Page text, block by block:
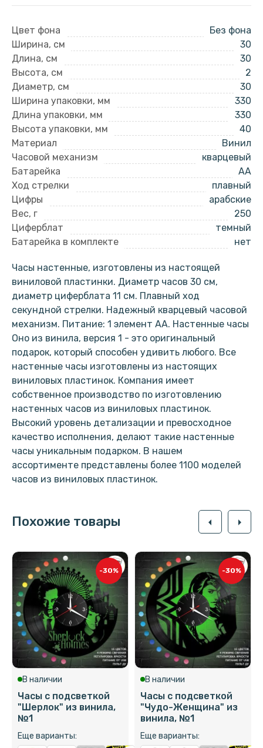
Цвет фона
Без фона
Ширина, см
30
Длина, см
30
Высота, см
2
Диаметр, см
30
Ширина упаковки, мм
330
Длина упаковки, мм
330
Высота упаковки, мм
40
Материал
Винил
Часовой механизм
кварцевый
Батарейка
AA
Ход стрелки
плавный
Цифры
арабские
Вес, г
250
Циферблат
темный
Батарейка в комплекте
нет
Часы настенные, изготовлены из настоящей
виниловой пластинки. Диаметр часов 30 см,
диаметр циферблата 11 см. Плавный ход
секундной стрелки. Надежный кварцевый часовой
механизм. Питание: 1 элемент АА. Настенные часы
Оно из винила, версия 1 - это оригинальный
подарок, который способен удивить любого. Все
настенные часы изготовлены из настоящих
виниловых пластинок. Компания имеет
собственное производство по изготовлению
настенных часов из виниловых пластинок.
Высокий уровень детализации и превосходное
качество исполнения, делают такие настенные
часы уникальным подарком. В нашем
ассортименте представлены более 1100 моделей
часов из виниловых пластинок.
Похожие товары arrow_left arrow_right
-30%
В наличии
Часы с подсветкой
"Шерлок" из винила,
№1
Еще варианты:
-30%
В наличии
Часы с подсветкой
"Чудо-Женщина" из
винила, №1
Еще варианты: